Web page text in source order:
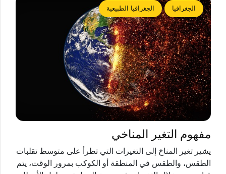
الجغرافيا الجغرافيا الطبيعية
مفهوم التغير المناخي
يشير تغير المناخ إلى التغيرات التي تطرأ على متوسط ​​تقلبات
الطقس، والطقس في المنطقة أو الكوكب بمرور الوقت، يتم